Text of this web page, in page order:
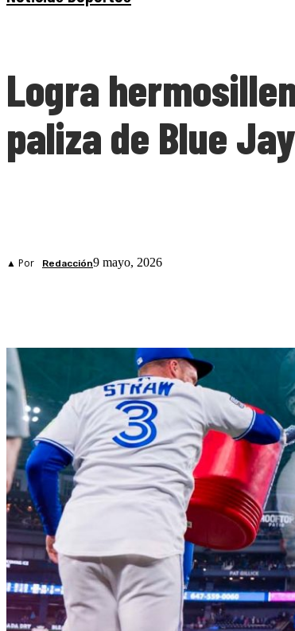
Logra
paliza de Blue
▲ Por Redacción9 mayo, 2026